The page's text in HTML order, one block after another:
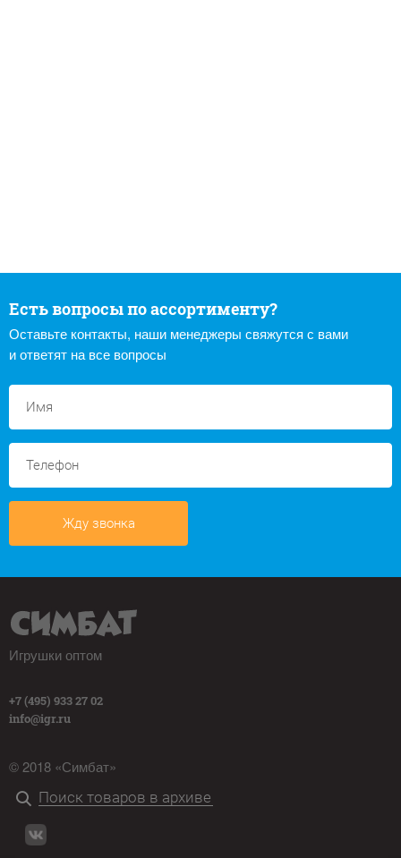
Есть вопросы по ассортименту?
Оставьте контакты, наши менеджеры свяжутся с вами
и ответят на все вопросы
Жду звонка
Игрушки оптом
+7 (495) 933 27 02
info@igr.ru
© 2018 «Симбат»